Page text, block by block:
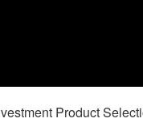
Product